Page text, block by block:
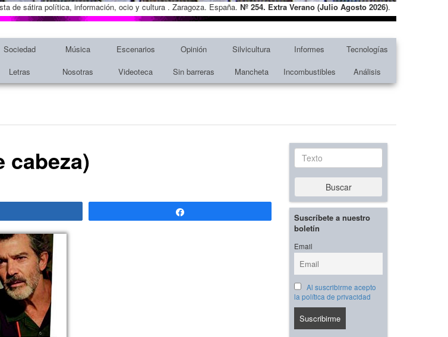
de sátira política, información, ocio y cultura . Zaragoza. España. Nº 254. Extra Verano (Julio Agosto 2026).
Sociedad Música Escenarios Opinión Silvicultura Informes
Tecnologías
Letras Nosotras Videoteca Sin barreras Mancheta Incombustibles Análisis
cabeza) Texto
Buscar
Suscríbete a nuestro
boletín
Email
Al suscribirme acepto
la política de privacidad